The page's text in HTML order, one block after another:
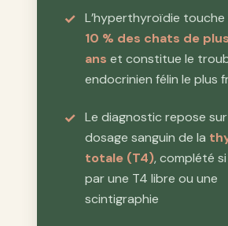
L’hyperthyroïdie touche
10 % des chats de
ans et constitue le
endocrinien félin le plus
Le diagnostic repose
dosage sanguin de la
totale (T4), complété
par une T4 libre ou une
scintigraphie